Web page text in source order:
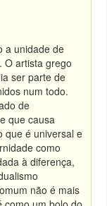
a unidade de
O artista grego
ser parte de
num todo.
de
que causa
que é universal e
como
à diferença,
não é mais